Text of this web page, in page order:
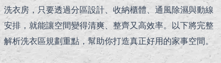
洗衣房，只要透過分區設計、收納櫃體、通風除濕與動線
安排，就能讓空間變得清爽、整齊又高效率。以下將完整
解析洗衣區規劃重點，幫助你打造真正好用的家事空間。